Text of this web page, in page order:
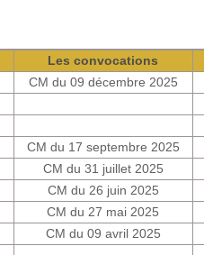
Les convocations
CM du 09 décembre 2025
CM du 17 septembre 2025
CM du 31 juillet 2025
CM du 26 juin 2025
CM du 27 mai 2025
CM du 09 avril 2025